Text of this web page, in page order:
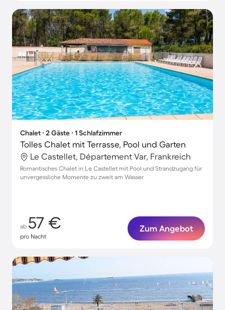
Chalet ∙ 2 Gäste ∙ 1 Schlafzimmer
Tolles Chalet mit Terrasse, Pool und Garten
Le Castellet, Département Var, Frankreich
Romantisches Chalet in Le Castellet mit Pool und Strandzugang für
unvergessliche Momente zu zweit am Wasser
ab 57 €
pro Nacht
Zum Angebot